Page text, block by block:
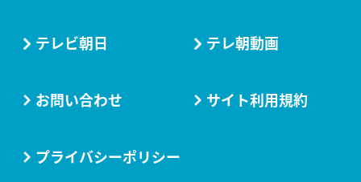
テレビ朝日 テレ朝動画
お問い合わせ サイト利用規約
プライバシーポリシー